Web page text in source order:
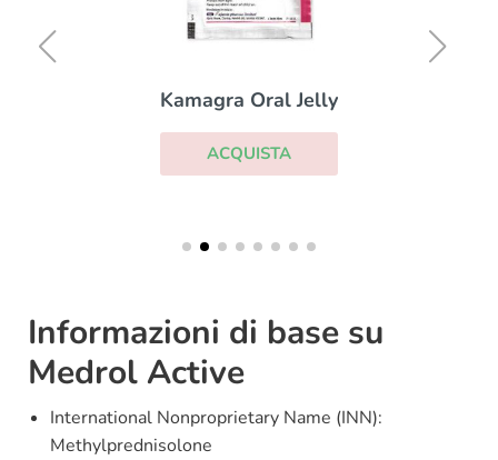
Kamagra Oral Jelly
ACQUISTA
Informazioni di base su
Medrol Active
International Nonproprietary Name (INN):
Methylprednisolone